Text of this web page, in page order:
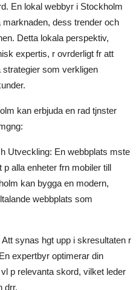
En lokal webbyr i Stockholm
dess trender och
Detta lokala perspektiv,
expertis, r ovrderligt fr att
som verkligen
kan erbjuda en rad tjnster
Utveckling: En webbplats mste
alla enheter frn mobiler till
kan bygga en modern,
webbplats som
Att synas hgt upp i skresultaten r
expertbyr optimerar din
p relevanta skord, vilket leder
drr.